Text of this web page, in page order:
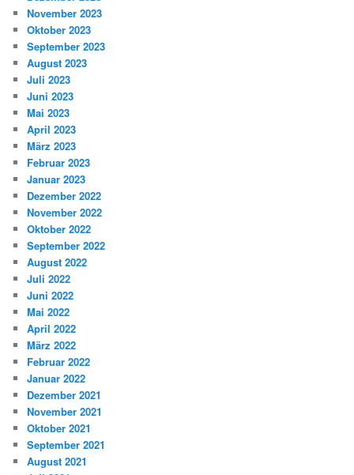
November 2023
Oktober 2023
September 2023
August 2023
Juli 2023
Juni 2023
Mai 2023
April 2023
März 2023
Februar 2023
Januar 2023
Dezember 2022
November 2022
Oktober 2022
September 2022
August 2022
Juli 2022
Juni 2022
Mai 2022
April 2022
März 2022
Februar 2022
Januar 2022
Dezember 2021
November 2021
Oktober 2021
September 2021
August 2021